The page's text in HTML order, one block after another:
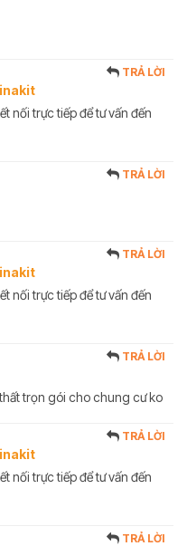
TRẢ LỜI
nối trực tiếp để tư vấn đến
TRẢ LỜI
TRẢ LỜI
nối trực tiếp để tư vấn đến
TRẢ LỜI
trọn gói cho chung cư ko
TRẢ LỜI
nối trực tiếp để tư vấn đến
TRẢ LỜI